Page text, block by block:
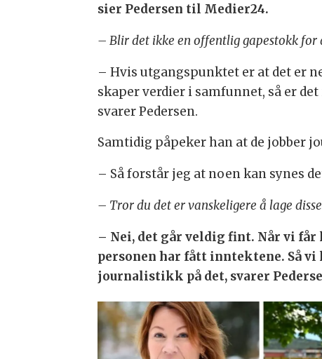
sier Pedersen til Medier24.
– Blir det ikke en offentlig gapestokk for
– Hvis utgangspunktet er at det er
skaper verdier i samfunnet, så er
svarer Pedersen.
Samtidig påpeker han at de jobber
– Så forstår jeg at noen kan synes
– Tror du det er vanskeligere å lage
– Nei, det går veldig fint. Når vi får
personen har fått inntektene. Så
journalistikk på det, svarer